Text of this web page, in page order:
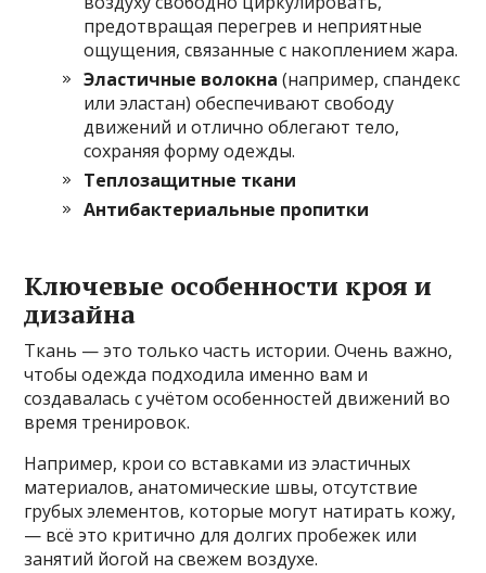
предотвращая перегрев и неприятные
ощущения, связанные с накоплением жара.
Эластичные волокна (например, спандекс
или эластан) обеспечивают свободу
движений и отлично облегают тело,
сохраняя форму одежды.
Теплозащитные ткани
Антибактериальные пропитки
Ключевые особенности кроя и
дизайна
Ткань — это только часть истории. Очень важно,
чтобы одежда подходила именно вам и
создавалась с учётом особенностей движений во
время тренировок.
Например, крои со вставками из эластичных
материалов, анатомические швы, отсутствие
грубых элементов, которые могут натирать кожу,
— всё это критично для долгих пробежек или
занятий йогой на свежем воздухе.